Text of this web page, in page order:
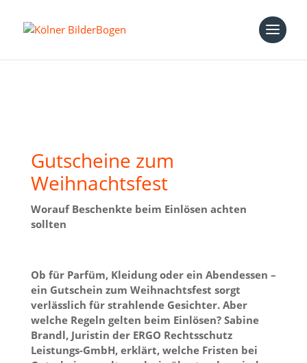
Gutscheine zum
Weihnachtsfest
Worauf Beschenkte beim Einlösen achten
sollten
Ob für Parfüm, Kleidung oder ein Abendessen –
ein Gutschein zum Weihnachtsfest sorgt
verlässlich für strahlende Gesichter. Aber
welche Regeln gelten beim Einlösen? Sabine
Brandl, Juristin der ERGO Rechtsschutz
Leistungs-GmbH, erklärt, welche Fristen bei